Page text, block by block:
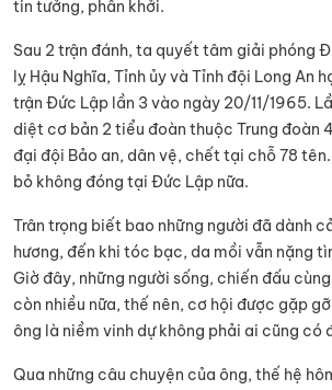
tin tưởng, phấn khởi.
Sau 2 trận đánh, ta quyết tâm giải phóng
lỵ Hậu Nghĩa, Tỉnh ủy và Tỉnh đội Long An
trận Đức Lập lần 3 vào ngày 20/11/1965.
diệt cơ bản 2 tiểu đoàn thuộc Trung đoàn
đại đội Bảo an, dân vệ, chết tại chỗ 78
bỏ không đóng tại Đức Lập nữa.
Trân trọng biết bao những người đã dành
hương, đến khi tóc bạc, da mồi vẫn nặng
Giờ đây, những người sống, chiến đấu
còn nhiều nữa, thế nên, cơ hội được gặp
ông là niềm vinh dự không phải ai cũng có
Qua những câu chuyện của ông, thế hệ